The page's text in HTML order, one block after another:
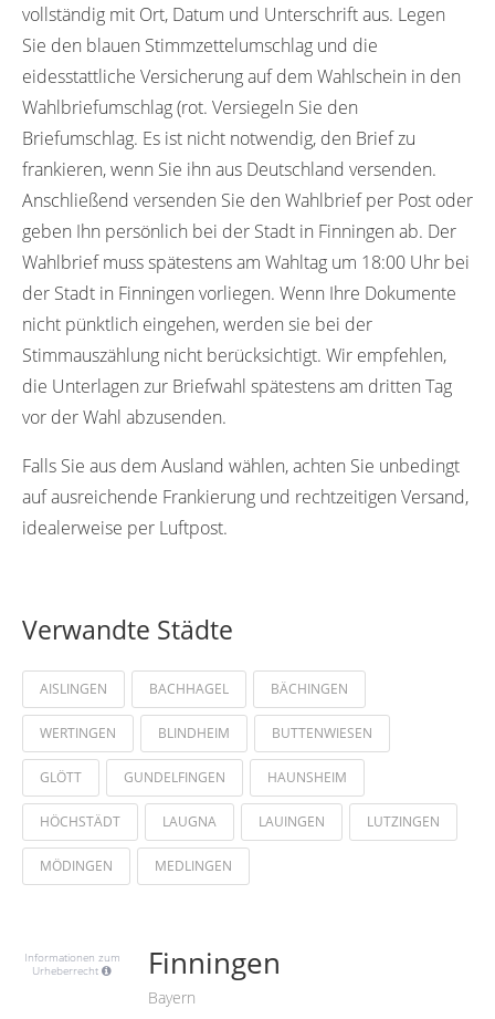
vollständig mit Ort, Datum und Unterschrift aus. Legen
Sie den blauen Stimmzettelumschlag und die
eidesstattliche Versicherung auf dem Wahlschein in den
Wahlbriefumschlag (rot. Versiegeln Sie den
Briefumschlag. Es ist nicht notwendig, den Brief zu
frankieren, wenn Sie ihn aus Deutschland versenden.
Anschließend versenden Sie den Wahlbrief per Post oder
geben Ihn persönlich bei der Stadt in Finningen ab. Der
Wahlbrief muss spätestens am Wahltag um 18:00 Uhr bei
der Stadt in Finningen vorliegen. Wenn Ihre Dokumente
nicht pünktlich eingehen, werden sie bei der
Stimmauszählung nicht berücksichtigt. Wir empfehlen,
die Unterlagen zur Briefwahl spätestens am dritten Tag
vor der Wahl abzusenden.
Falls Sie aus dem Ausland wählen, achten Sie unbedingt
auf ausreichende Frankierung und rechtzeitigen Versand,
idealerweise per Luftpost.
Verwandte Städte
AISLINGEN BACHHAGEL BÄCHINGEN
WERTINGEN BLINDHEIM BUTTENWIESEN
GLÖTT GUNDELFINGEN HAUNSHEIM
HÖCHSTÄDT LAUGNA LAUINGEN LUTZINGEN
MÖDINGEN MEDLINGEN
Informationen zum
Urheberrecht
Finningen
Bayern